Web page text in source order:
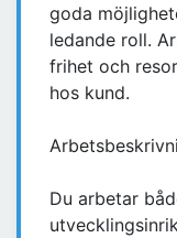
goda
ledande roll.
frihet och
hos kund.
Du arbetar